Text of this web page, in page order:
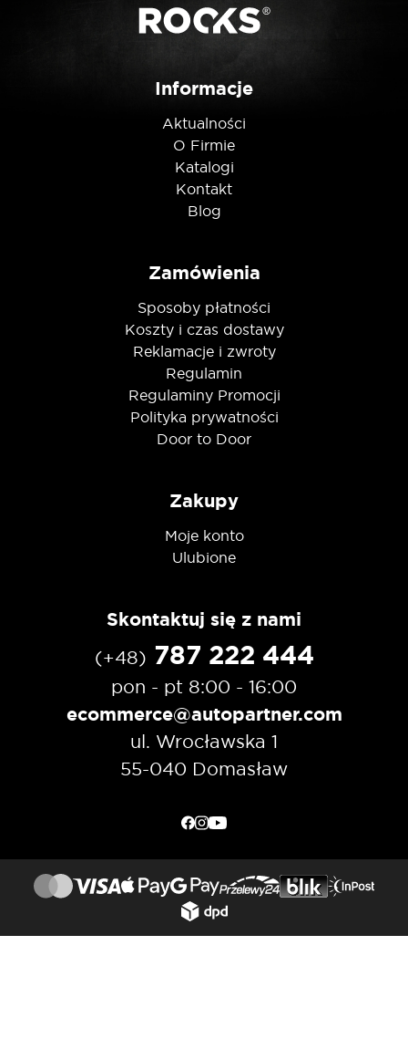
Informacje
Aktualności
O Firmie
Katalogi
Kontakt
Blog
Zamówienia
Sposoby płatności
Koszty i czas dostawy
Reklamacje i zwroty
Regulamin
Regulaminy Promocji
Polityka prywatności
Door to Door
Zakupy
Moje konto
Ulubione
Skontaktuj się z nami
(+48) 787 222 444
pon - pt 8:00 - 16:00
ecommerce@autopartner.com
ul. Wrocławska 1
55-040 Domasław